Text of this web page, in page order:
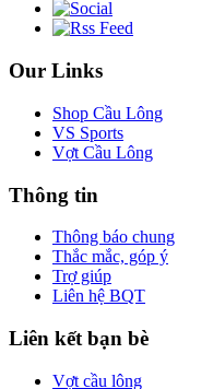
Our Links
Shop Cầu Lông
VS Sports
Vợt Cầu Lông
Thông tin
Thông báo chung
Thắc mắc, góp ý
Trợ giúp
Liên hệ BQT
Liên kết bạn bè
Vợt cầu lông